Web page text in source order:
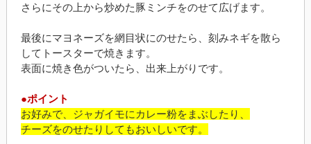
さらにその上から炒めた豚ミンチをのせて広げます。
最後にマヨネーズを網目状にのせたら、刻みネギを散ら
してトースターで焼きます。
表面に焼き色がついたら、出来上がりです。
●ポイント
お好みで、ジャガイモにカレー粉をまぶしたり、
チーズをのせたりしてもおいしいです。